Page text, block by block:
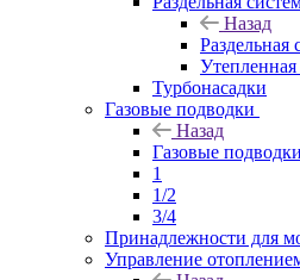
Назад
Раздельная
Утепленная
Турбонасадки
Газовые подводки
Назад
Газовые подводки
1
1/2
3/4
Принадлежности для
Управление